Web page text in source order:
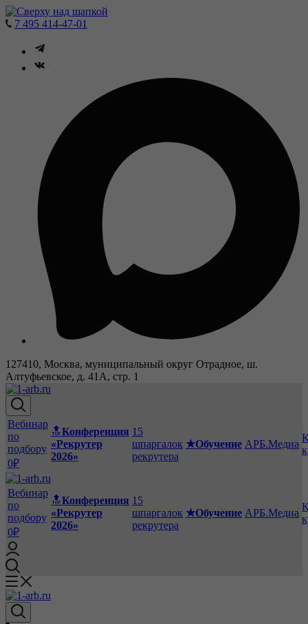
7 495 414-47-01
127410, Москва, муниципальный округ Отрадное, ш.
Алтуфьевское, д. 41А, стр. 1
Вебинар
по
подбору
0₽
🔝Конференция
«Рекрутер
2026»
15
шпаргалок
рекрутера
★Обучение АРБ.Медиа
Вебинар
по
подбору
0₽
🔝Конференция
«Рекрутер
2026»
15
шпаргалок
рекрутера
★Обучение АРБ.Медиа